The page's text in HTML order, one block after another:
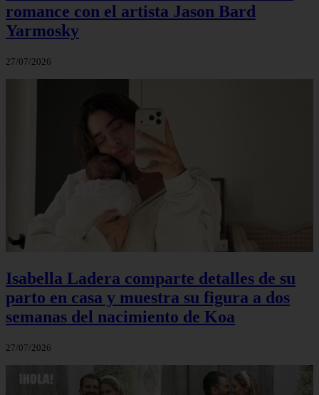
romance con el artista Jason Bard
Yarmosky
27/07/2026
Isabella Ladera comparte detalles de su
parto en casa y muestra su figura a dos
semanas del nacimiento de Koa
27/07/2026